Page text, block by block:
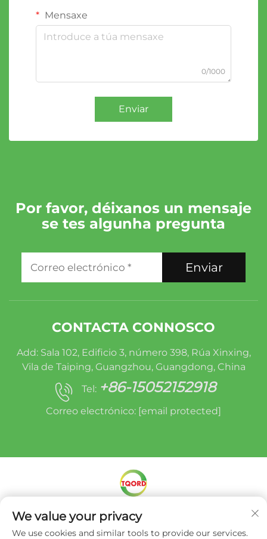
Mensaxe
0/1000
Enviar
Por favor, déixanos un mensaje
se tes algunha pregunta
Enviar
CONTACTA CONNOSCO
Add: Sala 102, Edificio 3, número 398, Rúa Xinxing,
Vila de Taiping, Guangzhou, Guangdong, China
Tel: +86-15052152918
Correo electrónico: [email protected]
Dereitos de autor © Miracle Oruide (Guangzhou)
Auto Parts Remanufacturing Co., Ltd. -
Política
We value your privacy
We use cookies and similar tools to provide our services.